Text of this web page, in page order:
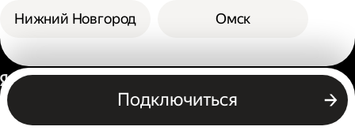
Нижний Новгород Омск
Подключиться
Россия
Бизнесу